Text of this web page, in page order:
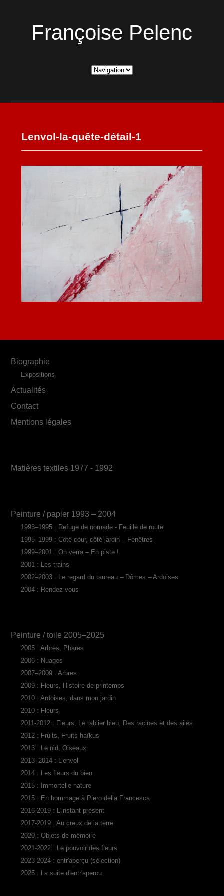
Françoise Pelenc
Lenvol-la-quête-détail-1
Biographie
Expositions
Actualités
Contact
Mentions légales
Matières textiles 1977 - 1992
Peinture / papier 1993 – 2004
1993–1995 : Refuge de nomade - Feuille de route
1995–1999 : Côté cour, côté jardin – Fenêtres
1999–2001 : On verra – En piste !
2001 : Les trains
2002–2003 : Le regard du taureau – Dômes – Ardoises
2004 : Rendez-vous
Peinture / toile 2005–2025
2005 : Arbres, Phares
2006 : Nuages
2007–2009 : Arbres
2009 : Fleurs, Histoire de printemps
2010 : Ardoises, dans mon jardin
2010 : Fleurs
2011-2012 : Fleurs, Le tablier bleu, Des racines et des ailes
2012 : Fruits, Fruits haïkus
2013 : Le nid, Oiseaux
2013–2014 : L’envol
2014 : Les fleurs du bien
2015 : Immortelle nature
2015 : En hommage à Piero della Francesca
2016-2019 : L'instant présent
2017-2019 : Au creux de la terre
2020 : Objets de mémoire
2021-2022 : Le pouvoir des fleurs
2023-2024 : entr'aperçu (sélection)
2025 : La suite d'entr'apercu